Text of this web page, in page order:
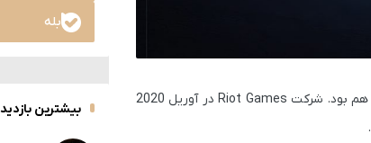
هم بود. شرکت Riot Games در آوریل 2020
بله
بیشترین بازدید